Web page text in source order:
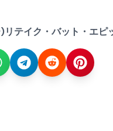
テイク・バット・エピ